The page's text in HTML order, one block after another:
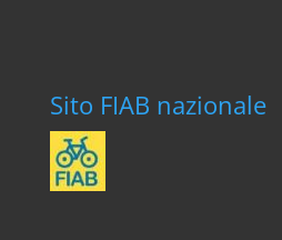
Sito FIAB nazionale